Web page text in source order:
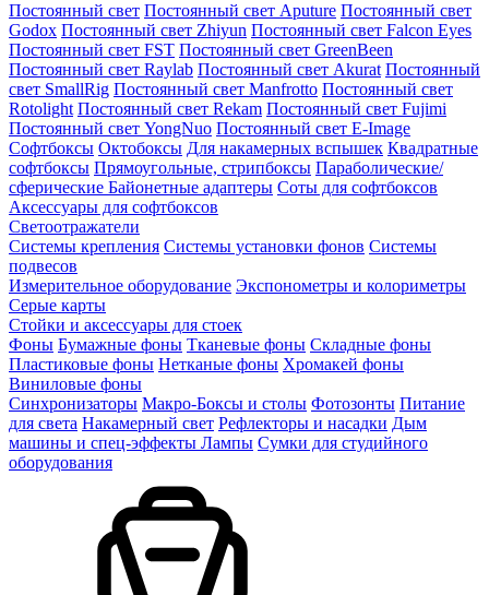
Постоянный свет Постоянный свет Aputure Постоянный свет
Godox Постоянный свет Zhiyun Постоянный свет Falcon Eyes
Постоянный свет FST Постоянный свет GreenBeen
Постоянный свет Raylab Постоянный свет Akurat Постоянный
свет SmallRig Постоянный свет Manfrotto Постоянный свет
Rotolight Постоянный свет Rekam Постоянный свет Fujimi
Постоянный свет YongNuo Постоянный свет E-Image
Софтбоксы Октобоксы Для накамерных вспышек Квадратные
софтбоксы Прямоугольные, стрипбоксы Параболические/
сферические Байонетныe адаптеры Соты для софтбоксов
Аксессуары для софтбоксов
Светоотражатели
Системы крепления Системы установки фонов Системы
подвесов
Измерительное оборудование Экспонометры и колориметры
Серые карты
Стойки и аксессуары для стоек
Фоны Бумажные фоны Тканевые фоны Складные фоны
Пластиковые фоны Нетканые фоны Хромакей фоны
Виниловые фоны
Синхронизаторы Макро-Боксы и столы Фотозонты Питание
для света Накамерный свет Рефлекторы и насадки Дым
машины и спец-эффекты Лампы Сумки для студийного
оборудования